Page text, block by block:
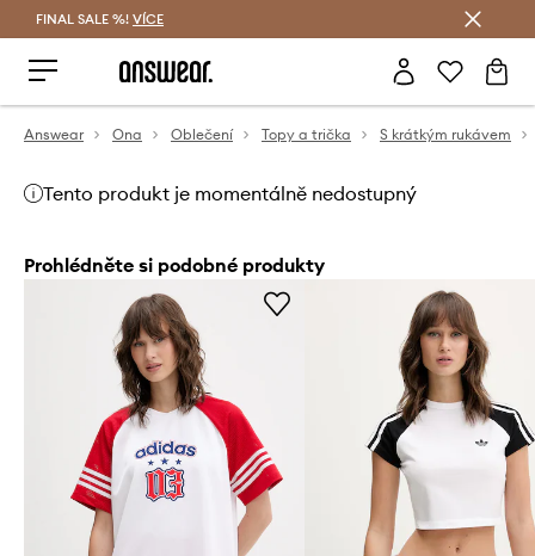
FINAL SALE %! VÍCE
Answear Ona Oblečení Topy a trička S krátkým rukávem
Tento produkt je momentálně nedostupný
Prohlédněte si podobné produkty